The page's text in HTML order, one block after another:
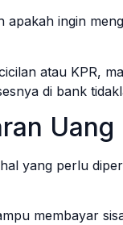
apakah ingin
atau KPR,
di bank
Uang
yang perlu
membayar